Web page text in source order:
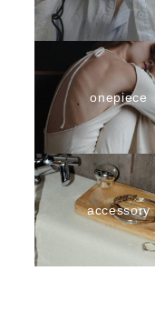
onepiece
accessory